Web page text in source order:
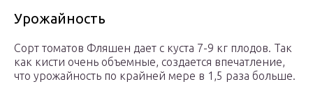
Урожайность
Сорт томатов Фляшен дает с куста 7-9 кг плодов. Так
как кисти очень объемные, создается впечатление,
что урожайность по крайней мере в 1,5 раза больше.